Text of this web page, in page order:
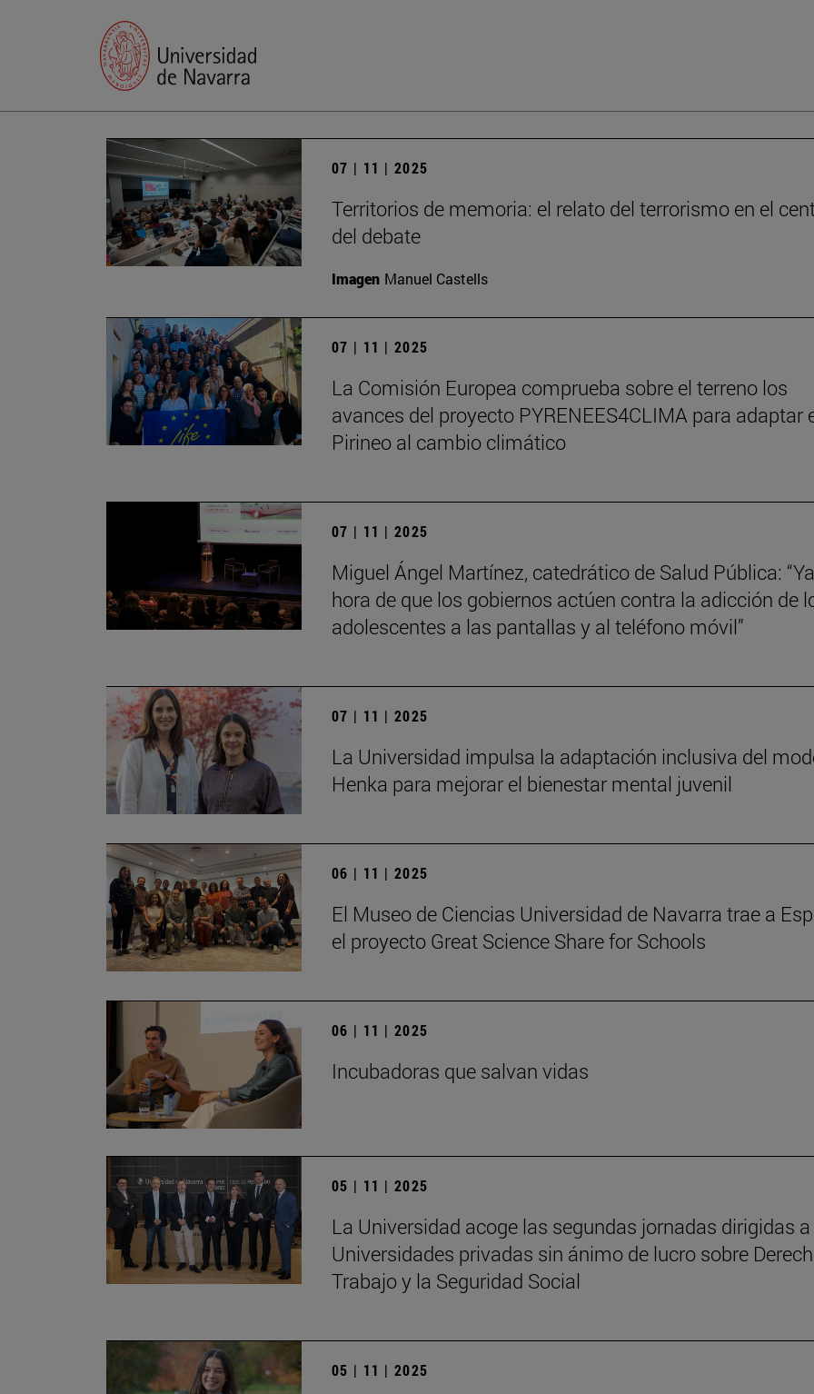
07 | 11 | 2025
Territorios de memoria: el relato del terrorismo en el
del debate
Imagen Manuel Castells
07 | 11 | 2025
La Comisión Europea comprueba sobre el terreno los
avances del proyecto PYRENEES4CLIMA para adaptar
Pirineo al cambio climático
07 | 11 | 2025
Miguel Ángel Martínez, catedrático de Salud Pública:
hora de que los gobiernos actúen contra la adicción de
adolescentes a las pantallas y al teléfono móvil”
07 | 11 | 2025
La Universidad impulsa la adaptación inclusiva del
Henka para mejorar el bienestar mental juvenil
06 | 11 | 2025
El Museo de Ciencias Universidad de Navarra trae a
el proyecto Great Science Share for Schools
06 | 11 | 2025
Incubadoras que salvan vidas
05 | 11 | 2025
La Universidad acoge las segundas jornadas dirigidas
Universidades privadas sin ánimo de lucro sobre
Trabajo y la Seguridad Social
05 | 11 | 2025